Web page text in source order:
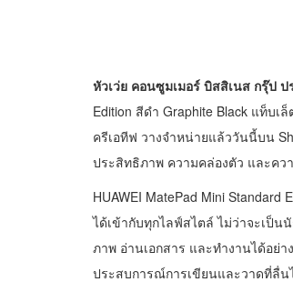
หัวเว่ย คอนซูมเมอร์ บิสสิเนส กรุ๊ป ป
Edition สีดำ Graphite Black แท็บ
ครีเอทีฟ วางจำหน่ายแล้ววันนี้บน
ประสิทธิภาพ ความคล่องตัว และคว
HUAWEI MatePad Mini
ได้เข้ากับทุกไลฟ์สไตล์ ไม่ว่าจะเป็น
ภาพ อ่านเอกสาร และทำงานได้อย่า
ประสบการณ์การเขียนและวาดที่ลื่น